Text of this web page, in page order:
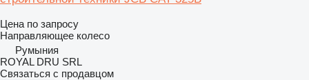
Цена по запросу
Направляющее колесо
Румыния
ROYAL DRU SRL
Связаться с продавцом